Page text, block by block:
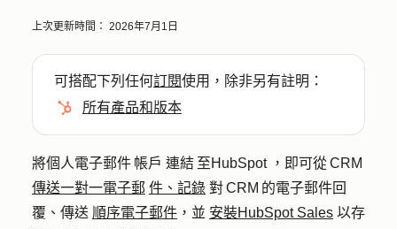
上次更新時間： 2026年7月1日
可搭配下列任何訂閱使用，除非另有註明：
所有產品和版本
將個人電子郵件 帳戶 連結 至HubSpot ，即可從 CRM
傳送一對一電子郵 件、記錄 對 CRM 的電子郵件回
覆、傳送 順序電子郵件 ，並 安裝HubSpot Sales 以存